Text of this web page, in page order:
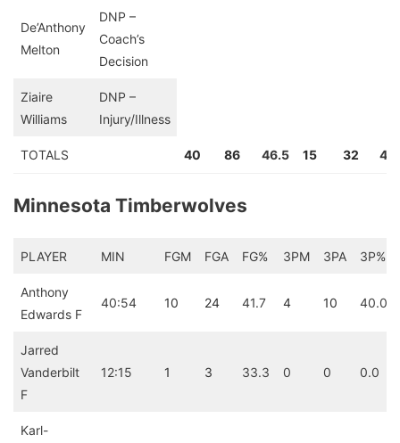
De’Anthony
Melton
DNP –
Coach’s
Decision
Ziaire
Williams
DNP –
Injury/Illness
TOTALS 40 86 46.5 15 32
Minnesota Timberwolves
PLAYER MIN FGM FGA FG% 3PM 3PA 3P%
Anthony
Edwards F
40:54 10 24 41.7 4 10 40.0
Jarred
Vanderbilt
F
12:15 1 3 33.3 0 0 0.0
Karl-